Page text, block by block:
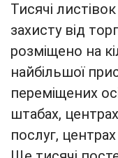
Тисячі
захисту від
розміщено на
найбільшої
переміщених
штабах,
послуг,